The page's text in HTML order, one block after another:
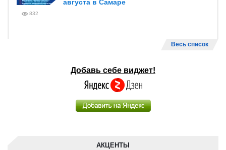
августа в Самаре
832
Весь список
Добавь себе виджет!
АКЦЕНТЫ